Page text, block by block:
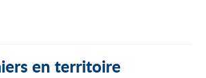
en territoire